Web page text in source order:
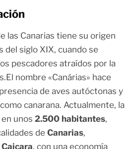
las Canarias tiene su origen
del siglo XIX, cuando se
pescadores atraídos por la
nombre «Canárias» hace
de aves autóctonas y
canarana. Actualmente, la
unos 2.500 habitantes,
de Canarias,
Caiçara, con una economía